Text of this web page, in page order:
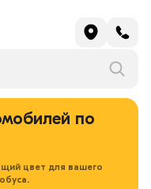
по
цвет для вашего